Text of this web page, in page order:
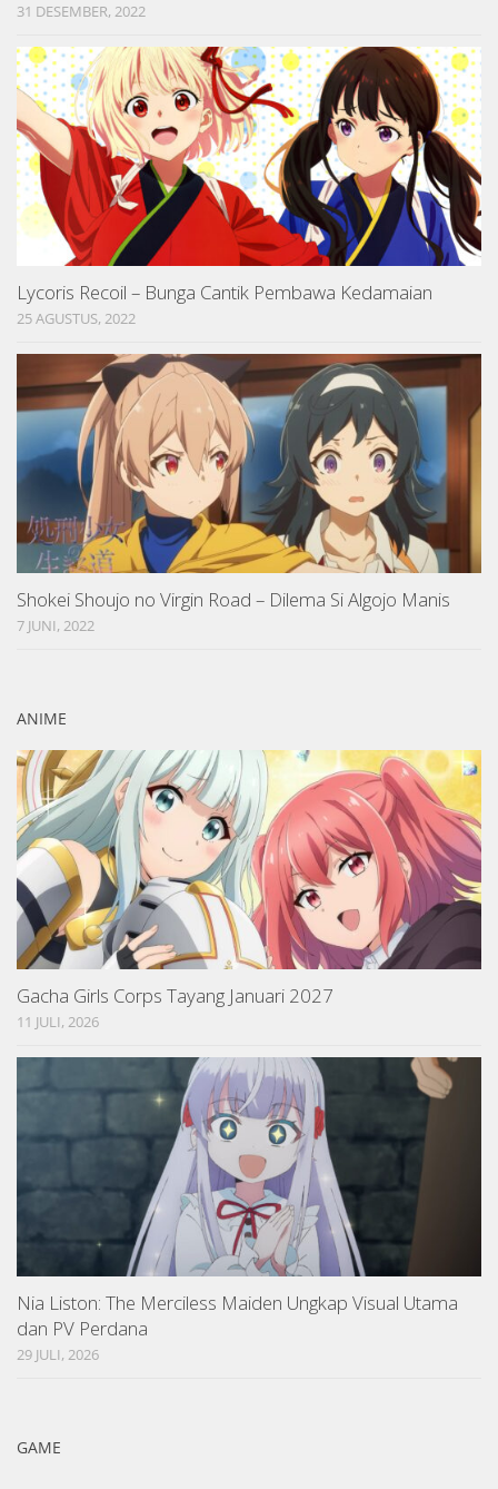
31 DESEMBER, 2022
Lycoris Recoil – Bunga Cantik Pembawa Kedamaian
25 AGUSTUS, 2022
Shokei Shoujo no Virgin Road – Dilema Si Algojo Manis
7 JUNI, 2022
ANIME
Gacha Girls Corps Tayang Januari 2027
11 JULI, 2026
Nia Liston: The Merciless Maiden Ungkap Visual Utama
dan PV Perdana
29 JULI, 2026
GAME